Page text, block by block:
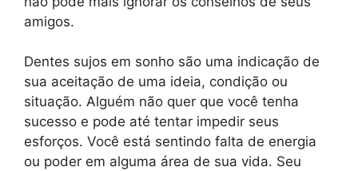
amigos.
Dentes sujos em sonho são uma indicação de
sua aceitação de uma ideia, condição ou
situação. Alguém não quer que você tenha
sucesso e pode até tentar impedir seus
esforços. Você está sentindo falta de energia
ou poder em alguma área de sua vida. Seu